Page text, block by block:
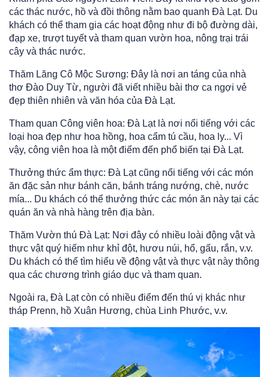
các thác nước, hồ và đồi thông nằm bao quanh Đà Lạt. Du
khách có thể tham gia các hoạt động như đi bộ đường dài,
đạp xe, trượt tuyết và tham quan vườn hoa, nông trại trái
cây và thác nước.
Thăm Lăng Cô Mộc Sương: Đây là nơi an táng của nhà
thơ Đào Duy Từ, người đã viết nhiều bài thơ ca ngợi vẻ
đẹp thiên nhiên và văn hóa của Đà Lạt.
Tham quan Công viên hoa: Đà Lạt là nơi nổi tiếng với các
loại hoa đẹp như hoa hồng, hoa cẩm tú cầu, hoa ly... Vì
vậy, công viên hoa là một điểm đến phổ biến tại Đà Lạt.
Thưởng thức ẩm thực: Đà Lạt cũng nổi tiếng với các món
ăn đặc sản như bánh căn, bánh tráng nướng, chè, nước
mía... Du khách có thể thưởng thức các món ăn này tại các
quán ăn và nhà hàng trên địa bàn.
Thăm Vườn thú Đà Lạt: Nơi đây có nhiều loài động vật và
thực vật quý hiếm như khỉ đột, hươu núi, hổ, gấu, rắn, v.v.
Du khách có thể tìm hiểu về động vật và thực vật này thông
qua các chương trình giáo dục và tham quan.
Ngoài ra, Đà Lạt còn có nhiều điểm đến thú vị khác như
tháp Prenn, hồ Xuân Hương, chùa Linh Phước, v.v.